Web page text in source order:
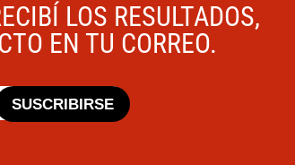
LOS RESULTADOS,
EN TU CORREO.
SUSCRIBIRSE